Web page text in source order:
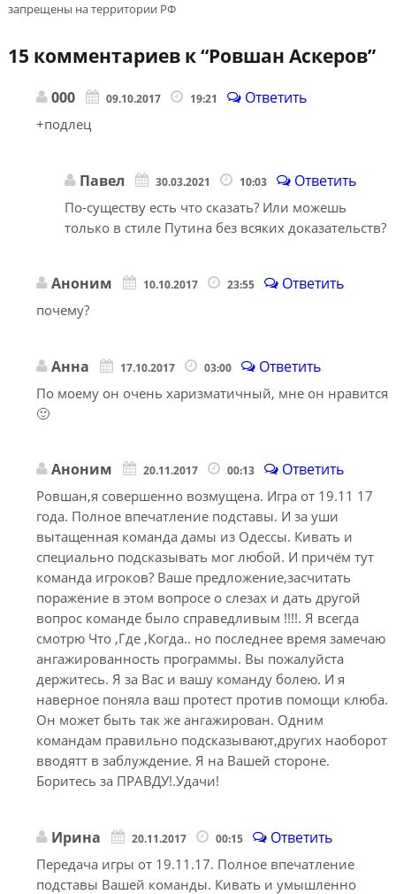
запрещены на территории РФ
15 комментариев к “Ровшан Аскеров”
000 09.10.2017 19:21 Ответить
+подлец
Павел 30.03.2021 10:03 Ответить
По-существу есть что сказать? Или можешь
только в стиле Путина без всяких доказательств?
Аноним 10.10.2017 23:55 Ответить
почему?
Анна 17.10.2017 03:00 Ответить
По моему он очень харизматичный, мне он нравится
🙂
Аноним 20.11.2017 00:13 Ответить
Ровшан,я совершенно возмущена. Игра от 19.11 17
года. Полное впечатление подставы. И за уши
вытащенная команда дамы из Одессы. Кивать и
специально подсказывать мог любой. И причём тут
команда игроков? Ваше предложение,засчитать
поражение в этом вопросе о слезах и дать другой
вопрос команде было справедливым !!!!. Я всегда
смотрю Что ,Где ,Когда.. но последнее время замечаю
ангажированность программы. Вы пожалуйста
держитесь. Я за Вас и вашу команду болею. И я
наверное поняла ваш протест против помощи клюба.
Он может быть так же ангажирован. Одним
командам правильно подсказывают,других наоборот
вводятт в заблуждение. Я на Вашей стороне.
Боритесь за ПРАВДУ!.Удачи!
Ирина 20.11.2017 00:15 Ответить
Передача игры от 19.11.17. Полное впечатление
подставы Вашей команды. Кивать и умышленно